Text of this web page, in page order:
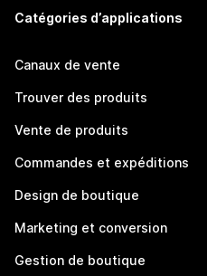
Catégories d’applications
Canaux de vente
Trouver des produits
Vente de produits
Commandes et expéditions
Design de boutique
Marketing et conversion
Gestion de boutique